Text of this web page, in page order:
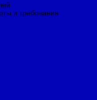
и требования